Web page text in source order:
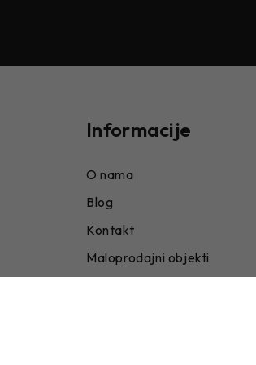
Informacije
O nama
Blog
Kontakt
Maloprodajni objekti